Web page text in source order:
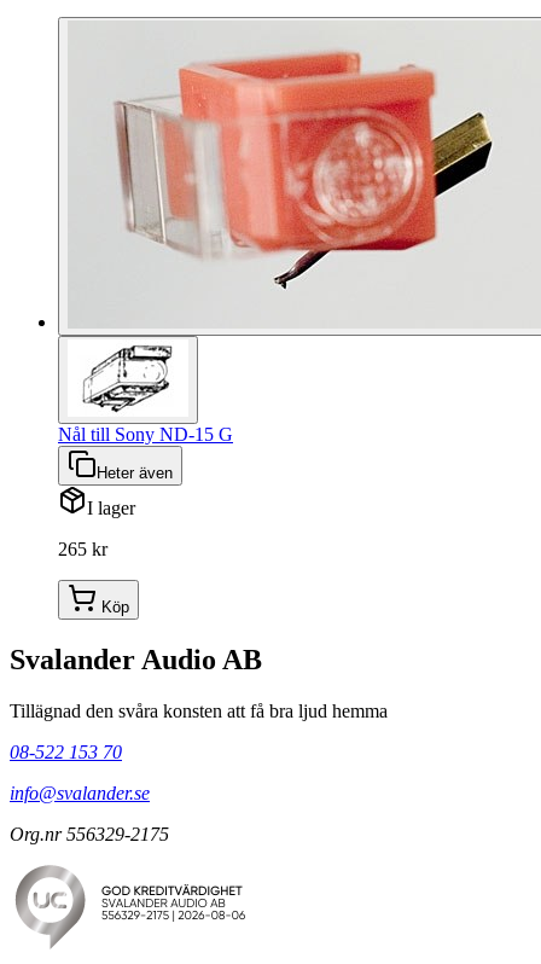
Nål till Sony ND-15 G
Heter även
I lager
265 kr
Köp
Svalander Audio AB
Tillägnad den svåra konsten att få bra ljud hemma
08-522 153 70
info@svalander.se
Org.nr 556329-2175